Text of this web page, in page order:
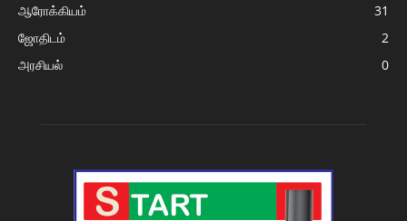
ஆரோக்கியம்
31
ஜோதிடம்
2
அரசியல்
0